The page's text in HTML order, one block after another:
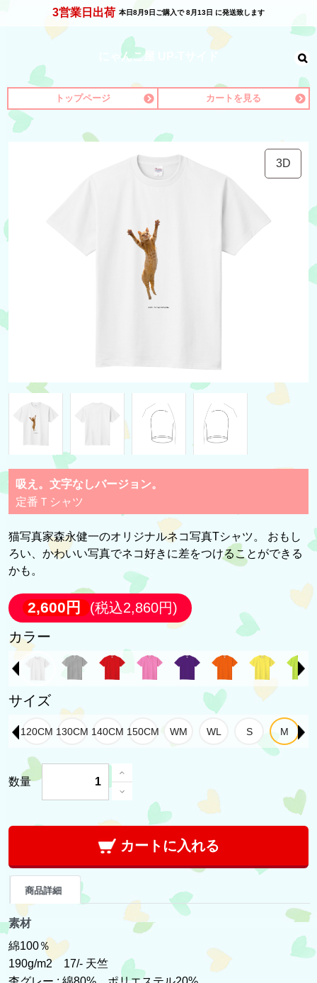
3営業日出荷 本日8月9日 ご購入で8月13日 に発送致します
にゃんこ屋 UP-Tサイド
トップページ カートを見る
3D
吸え。文字なしバージョン。
定番Ｔシャツ
猫写真家森永健一のオリジナルネコ写真Tシャツ。 おもし
ろい、かわいい写真でネコ好きに差をつけることができる
かも。
2,600円
(税込2,860円)
カラー
サイズ
数量
カートに入れる
商品詳細
素材
綿100％
190g/m2 17/- 天竺